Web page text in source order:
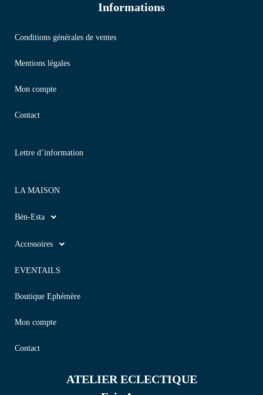
Informations
Conditions générales de ventes
Mentions légales
Mon compte
Contact
Lettre d’information
LA MAISON
Bèn-Esta
Accessoires
EVENTAILS
Boutique Ephémère
Mon compte
Contact
ATELIER ECLECTIQUE